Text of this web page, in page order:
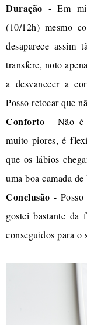
Duração - Em
(10/12h) mesmo
desaparece assim
transfere, noto
a desvanecer a
Posso retocar que
Conforto - Não é
muito piores, é
que os lábios
uma boa camada
Conclusão -
gostei bastante da
conseguidos para o